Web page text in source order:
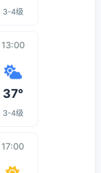
3-4级
13:00
37°
3-4级
17:00